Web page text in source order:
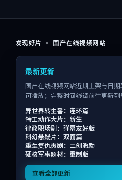
发现好片 · 国产在线视频网站
最新更新
国产在线视频网站近期上架与日
可播放；完整时间线请前往更新列
异世界转生番：连环篇
特工动作大片：新生
律政职场剧：弹幕友好版
科幻悬疑片：双面篇
重生复仇爽剧：二创激励
硬核军事题材：重制版
查看全部更新